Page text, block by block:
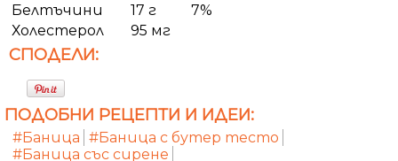
Белтъчини
17 г
7%
Холестерол
95 мг
СПОДЕЛИ:
ПОДОБНИ РЕЦЕПТИ И ИДЕИ:
#Баница #Баница с бутер тесто
#Баница със сирене